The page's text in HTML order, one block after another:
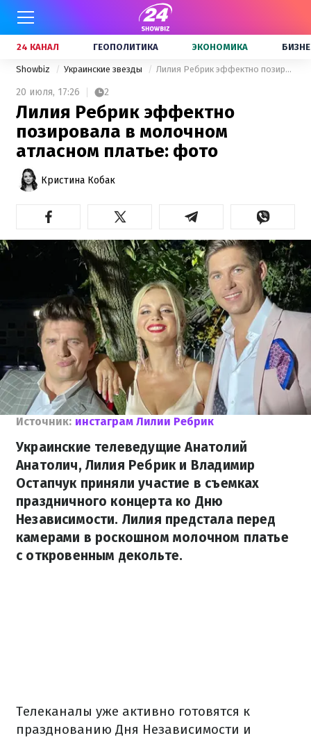
24 КАНАЛ ГЕОПОЛИТИКА ЭКОНОМИКА
Showbiz Украинские звезды Лилия Ребрик эффектно позировала в молочном атласном платье: фото
20 июля, 17:26 2
Лилия Ребрик эффектно
позировала в молочном
атласном платье: фото
Кристина Кобак
Источник: инстаграм Лилии Ребрик
Украинские телеведущие Анатолий
Анатолич, Лилия Ребрик и Владимир
Остапчук приняли участие в съемках
праздничного концерта ко Дню
Независимости. Лилия предстала перед
камерами в роскошном молочном платье
с откровенным декольте.
Телеканалы уже активно готовятся к
празднованию Дня Независимости и